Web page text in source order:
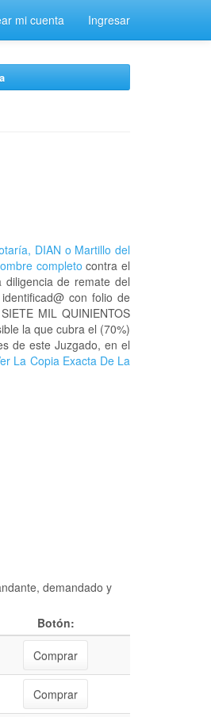
mi cuenta Ingresar
DIAN o Martillo del
completo contra el
de remate del
identificad@ con folio de
MIL QUINIENTOS
la que cubra el (70%)
de este Juzgado, en el
La Copia Exacta De La
demandado y
Botón:
Comprar
Comprar